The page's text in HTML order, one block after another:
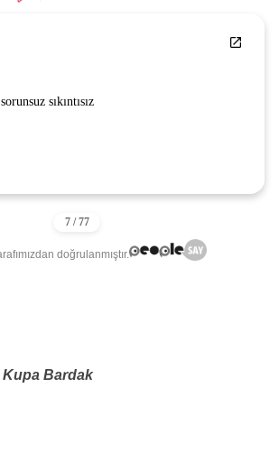
sıkıntısız
doğrulanmıştır.
Bardak